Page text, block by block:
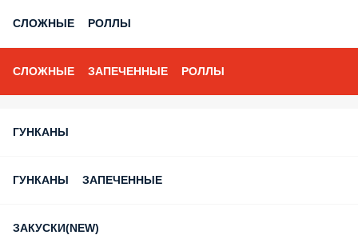
СЛОЖНЫЕ РОЛЛЫ
СЛОЖНЫЕ ЗАПЕЧЕННЫЕ РОЛЛЫ
ГУНКАНЫ
ГУНКАНЫ ЗАПЕЧЕННЫЕ
ЗАКУСКИ(NEW)